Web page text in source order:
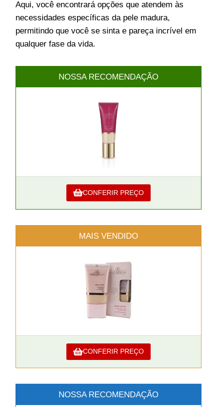
Aqui, você encontrará opções que atendem às
necessidades específicas da pele madura,
permitindo que você se sinta e pareça incrível em
qualquer fase da vida.
NOSSA RECOMENDAÇÃO
CONFERIR PREÇO
MAIS VENDIDO
CONFERIR PREÇO
NOSSA RECOMENDAÇÃO